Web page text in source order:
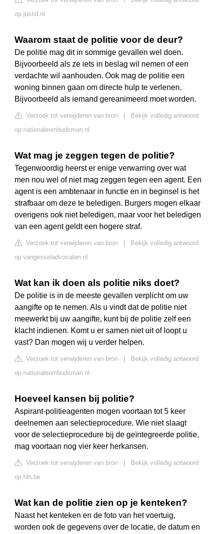
op justid.nl
Waarom staat de politie voor de deur?
De politie mag dit in sommige gevallen wel doen.
Bijvoorbeeld als ze iets in beslag wil nemen of een
verdachte wil aanhouden. Ook mag de politie een
woning binnen gaan om directe hulp te verlenen.
Bijvoorbeeld als iemand gereanimeerd moet worden.
Verzoek tot verwijderen van bron
Bekijk volledig antwoord
op nationaleombudsman.nl
Wat mag je zeggen tegen de politie?
Tegenwoordig heerst er enige verwarring over wat
men nou wel of niet mag zeggen tegen een agent. Een
agent is een ambtenaar in functie en in beginsel is het
strafbaar om deze te beledigen. Burgers mogen elkaar
overigens ook niet beledigen, maar voor het beledigen
van een agent geldt een hogere straf.
Verzoek tot verwijderen van bron
Bekijk volledig antwoord
op vangesseladvocaten.nl
Wat kan ik doen als politie niks doet?
De politie is in de meeste gevallen verplicht om uw
aangifte op te nemen. Als u vindt dat de politie niet
meewerkt bij uw aangifte, kunt bij de politie zelf een
klacht indienen. Komt u er samen niet uit of loopt u
vast? Dan mogen wij u verder helpen.
Verzoek tot verwijderen van bron
Bekijk volledig antwoord
op nationaleombudsman.nl
Hoeveel kansen bij politie?
Aspirant-politieagenten mogen voortaan tot 5 keer
deelnemen aan selectieprocedure. Wie niet slaagt
voor de selectieprocedure bij de geïntegreerde politie,
mag voortaan nog vier keer herkansen.
Verzoek tot verwijderen van bron
Bekijk volledig antwoord
op hln.be
Wat kan de politie zien op je kenteken?
Naast het kenteken en de foto van het voertuig,
worden ook de gegevens over de locatie, de datum en